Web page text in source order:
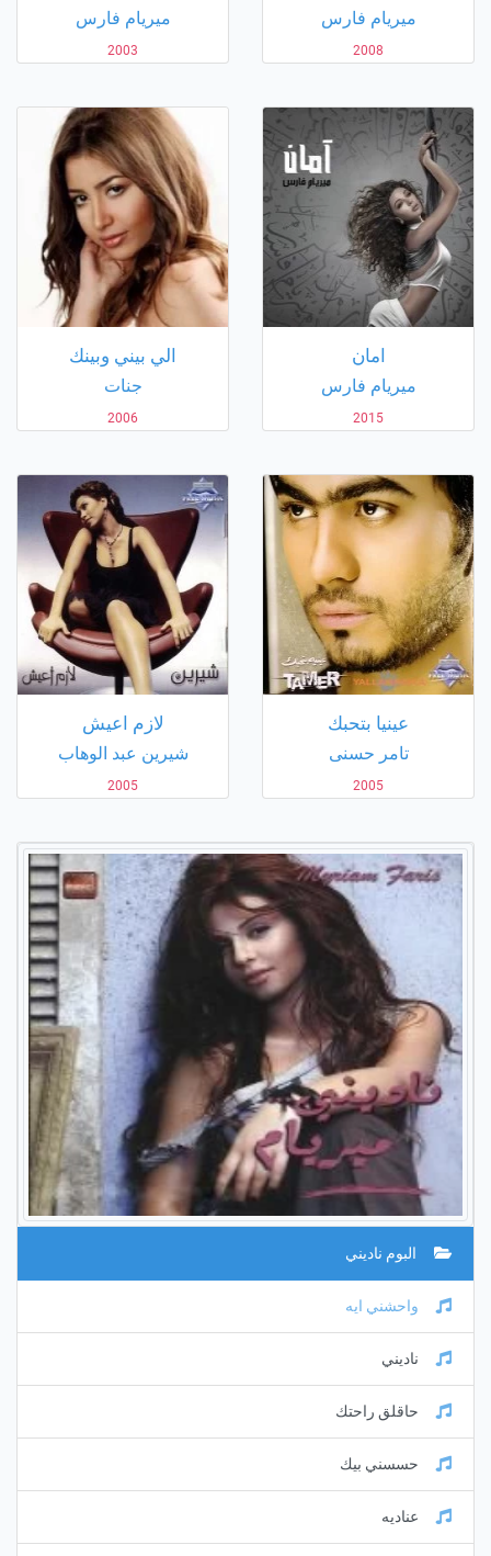
ميريام فارس
2008
ميريام فارس
2003
امان
ميريام فارس
2015
الي بيني وبينك
جنات
2006
عينيا بتحبك
تامر حسنى
2005
لازم اعيش
شيرين عبد الوهاب
2005
البوم ناديني
واحشني ايه
ناديني
حاقلق راحتك
حسسني بيك
عناديه